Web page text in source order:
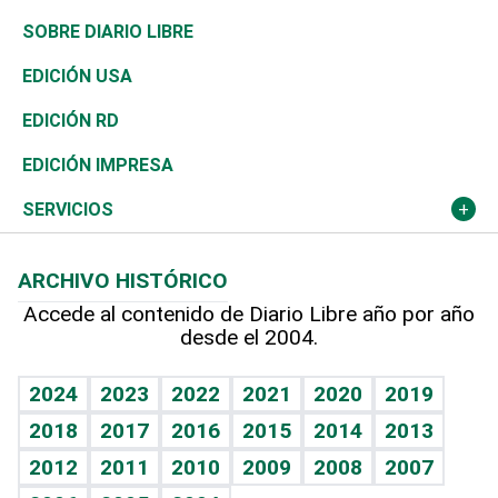
José Boquete
Reportajes
Asia
África
Ocenanía
Caribe
Resto del mundo
Consumo
Vivienda
Telecom.
Global y variable
Economía personal
Belleza
Buena Vida
Sociales
Novedades
Podcast Arte Libre
Hablando con el pediatra
Vida y familia
Eñe
Celebrando la vida
Golf
Ciclismo
Tenis
Olimpismo
Más deportes
Línea de hit
TBT Deportivo
De buena tinta
En Directo
El Espía
Noticiero Poteleche
Columnistas
Más firmas
Clima
Tecnología
Historia
Martes de tecnología
Cambio climático
Mundo
Economía
Revista
Deportes
Opinión
Hecho en casa
Guía del dinero
SOBRE DIARIO LIBRE
EDICIÓN USA
EDICIÓN RD
EDICIÓN IMPRESA
SERVICIOS
Cumpleaños
Horóscopos
Juegos
ARCHIVO HISTÓRICO
Accede al contenido de Diario Libre año por año
desde el 2004.
2024 2023 2022 2021 2020
2019
2018
2017 2016 2015 2014
2013
2012
2011 2010 2009 2008
2007